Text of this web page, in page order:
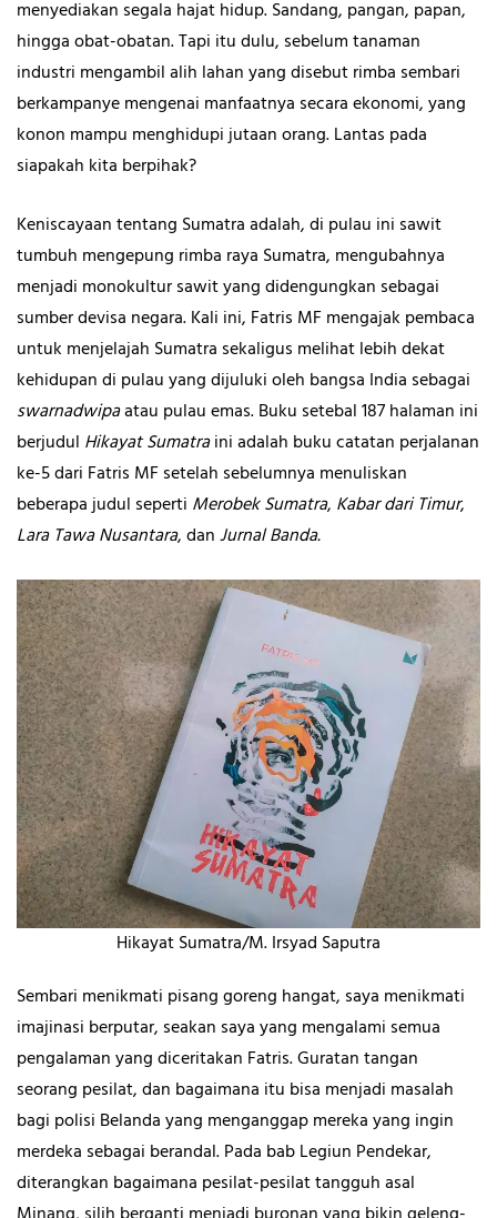
menyediakan segala hajat hidup. Sandang, pangan, papan,
hingga obat-obatan. Tapi itu dulu, sebelum tanaman
industri mengambil alih lahan yang disebut rimba sembari
berkampanye mengenai manfaatnya secara ekonomi, yang
konon mampu menghidupi jutaan orang. Lantas pada
siapakah kita berpihak?
Keniscayaan tentang Sumatra adalah, di pulau ini sawit
tumbuh mengepung rimba raya Sumatra, mengubahnya
menjadi monokultur sawit yang didengungkan sebagai
sumber devisa negara. Kali ini, Fatris MF mengajak pembaca
untuk menjelajah Sumatra sekaligus melihat lebih dekat
kehidupan di pulau yang dijuluki oleh bangsa India sebagai
swarnadwipaatau pulau emas. Buku setebal 187 halaman ini
berjudul Hikayat Sumatraini adalah buku catatan perjalanan
ke-5 dari Fatris MF setelah sebelumnya menuliskan
beberapa judul seperti Merobek Sumatra, Kabar dari Timur,
Lara Tawa Nusantara, danJurnal Banda.
Hikayat Sumatra/M. Irsyad Saputra
Sembari menikmati pisang goreng hangat, saya menikmati
imajinasi berputar, seakan saya yang mengalami semua
pengalaman yang diceritakan Fatris. Guratan tangan
seorang pesilat, dan bagaimana itu bisa menjadi masalah
bagi polisi Belanda yang menganggap mereka yang ingin
merdeka sebagai berandal. Pada bab Legiun Pendekar,
diterangkan bagaimana pesilat-pesilat tangguh asal